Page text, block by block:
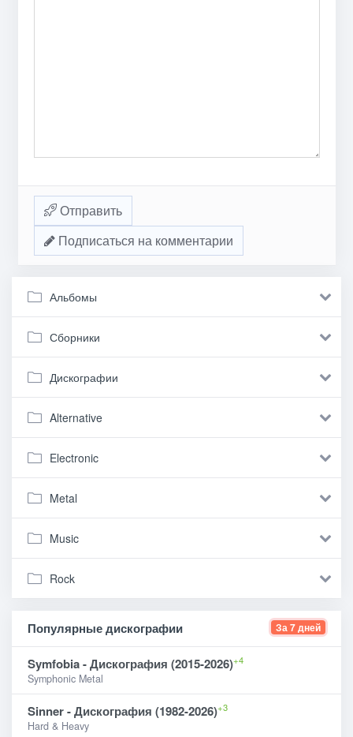
Отправить
Подписаться на комментарии
Альбомы
Сборники
Дискографии
Alternative
Electronic
Metal
Music
Rock
Популярные дискографии За 7 дней
Symfobia - Дискография (2015-2026)+4
Symphonic Metal
Sinner - Дискография (1982-2026)+3
Hard & Heavy